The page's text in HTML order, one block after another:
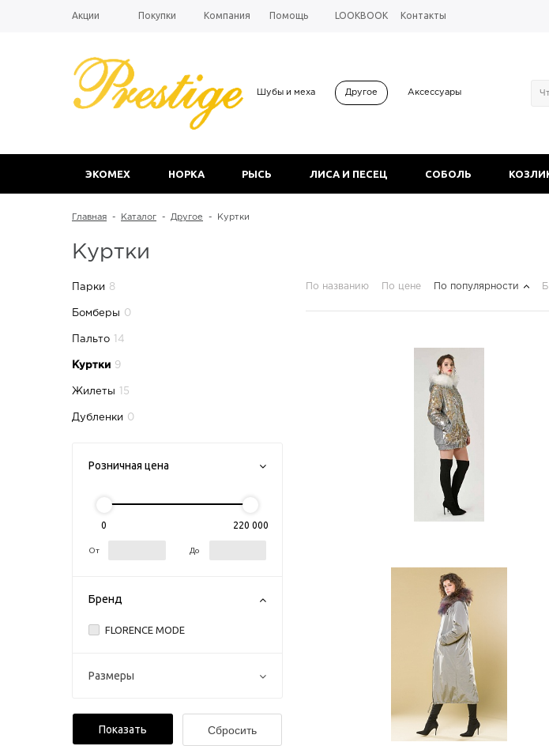
Акции Покупки Компания Помощь LOOKBOOK Контакты
Шубы и меха Другое Аксессуары
ЭКОМЕХ НОРКА РЫСЬ ЛИСА И ПЕСЕЦ СОБОЛЬ
Главная - Каталог - Другое - Куртки
Куртки
Парки 8
Бомберы 0
Пальто 14
Куртки 9
Жилеты 15
Дубленки 0
Розничная цена
0 220 000
От До
Бренд
FLORENCE MODE
Размеры
По названию По цене По популярности